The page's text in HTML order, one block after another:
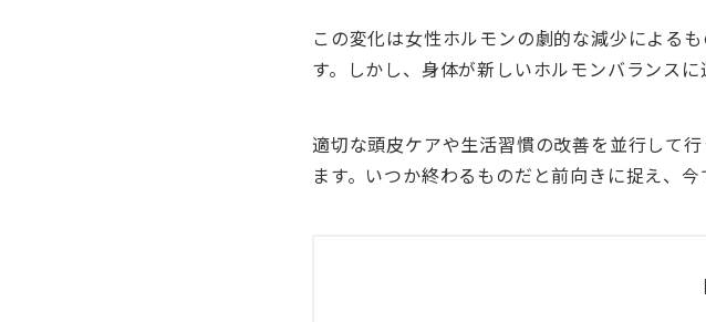
この変化は女性ホルモンの劇的な減少による
す。しかし、身体が新しいホルモンバランス
適切な頭皮ケアや生活習慣の改善を並行して
ます。いつか終わるものだと前向きに捉え、